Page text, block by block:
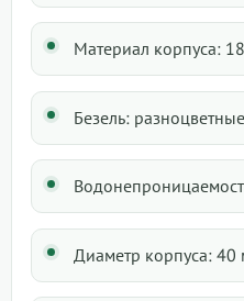
Материал корпуса:
Безель:
Диаметр корпуса: 40